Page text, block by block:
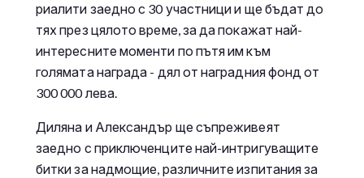
риалити заедно с 30 участници и ще бъдат до
тях през цялото време, за да покажат най-
интересните моменти по пътя им към
голямата награда - дял от наградния фонд от
300 000 лева.
Диляна и Александър ще съпреживеят
заедно с приключенците най-интригуващите
битки за надмощие, различните изпитания за